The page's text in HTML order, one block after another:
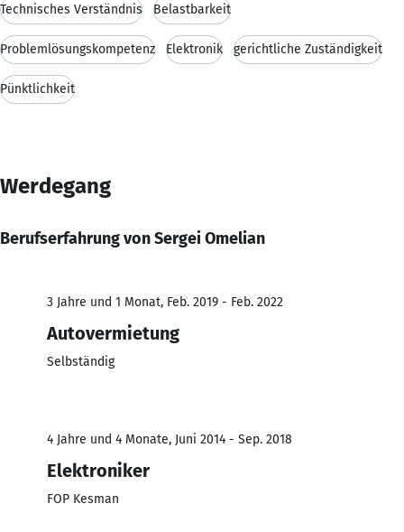
Technisches Verständnis Belastbarkeit
Problemlösungskompetenz Elektronik gerichtliche Zuständigkeit
Pünktlichkeit
Werdegang
Berufserfahrung von Sergei Omelian
3 Jahre und 1 Monat, Feb. 2019 - Feb. 2022
Autovermietung
Selbständig
4 Jahre und 4 Monate, Juni 2014 - Sep. 2018
Elektroniker
FOP Kesman